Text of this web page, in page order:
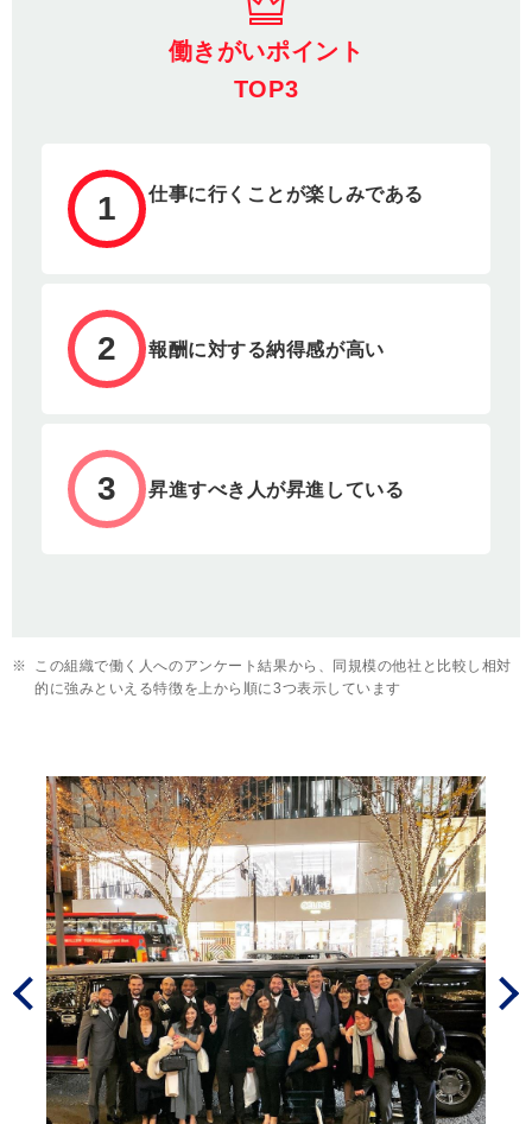
働きがいポイント
TOP3
1 仕事に行くことが楽しみである
2 報酬に対する納得感が高い
3 昇進すべき人が昇進している
※
この組織で働く人へのアンケート結果から、同規模の他社と比較し相対
的に強みといえる特徴を上から順に3つ表示しています
Next
Prev